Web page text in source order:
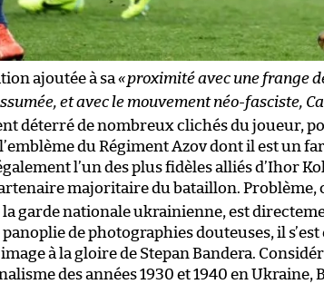
ajoutée à sa «proximité avec une frange
et avec le mouvement néo-fasciste,
déterré de nombreux clichés du joueur,
du Régiment Azov dont il est un
l’un des plus fidèles alliés d’Ihor
majoritaire du bataillon. Problème,
garde nationale ukrainienne, est
de photographies douteuses, il
à la gloire de Stepan Bandera.
des années 1930 et 1940 en Ukraine,